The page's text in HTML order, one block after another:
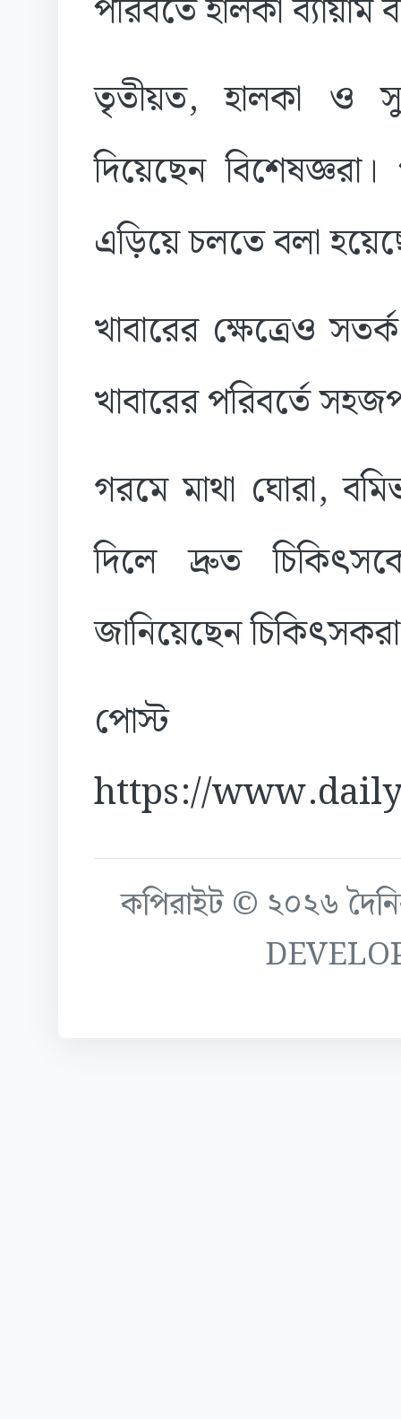
পরিবর্তে হালকা
তৃতীয়ত, হালকা ও
দিয়েছেন
এড়িয়ে চলতে বলা
খাবারের ক্ষেত্রেও
খাবারের পরিবর্তে
গরমে মাথা ঘোরা,
দিলে দ্রুত
জানিয়েছেন
https://
কপিরাইট © ২০২৬